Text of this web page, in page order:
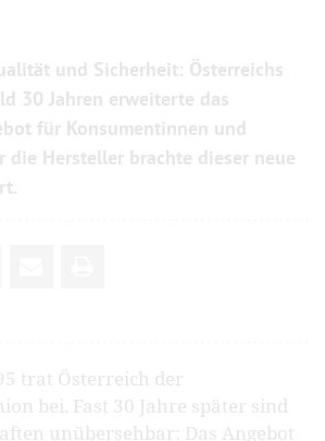
und Sicherheit: Österreichs
30 Jahren erweiterte das
für Konsument­innen und
die Hersteller brachte dieser neue
trat Österreich der
bei. Fast 30 Jahre später sind
unübersehbar: Das Angebot